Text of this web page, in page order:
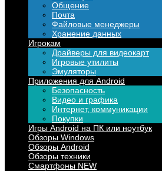
Общение
Почта
Файловые менеджеры
Хранение данных
Игрокам
Драйверы для видеокарт
Игровые утилиты
Эмуляторы
Приложения для Android
Безопасность
Видео и графика
Интернет, коммуникации
Покупки
Игры Android на ПК или ноутбук
Обзоры Windows
Обзоры Android
Обзоры техники
Смартфоны NEW